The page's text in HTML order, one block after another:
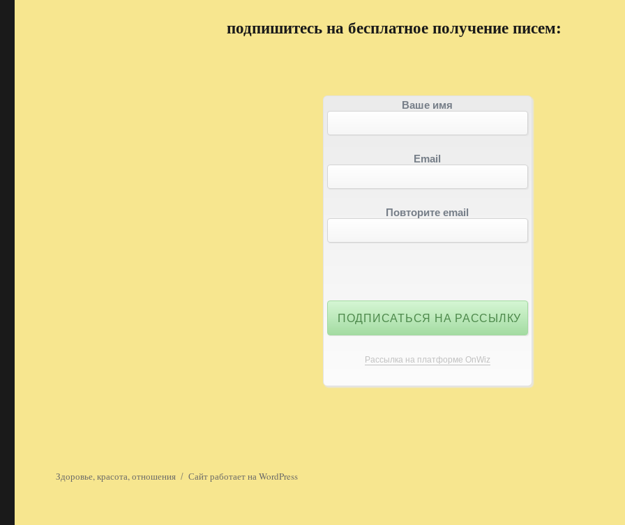
подпишитесь на бесплатное получение писем:
Ваше имя
Email
Повторите email
Рассылка на платформе OnWiz
Здоровье, красота, отношения Сайт работает на WordPress